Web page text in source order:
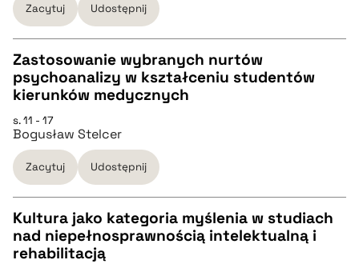
Zacytuj Udostępnij
CZYSTY TEKST
pobierz cytat
BIBTEX
pobierz cytat
Zastosowanie wybranych nurtów
psychoanalizy w kształceniu studentów
kierunków medycznych
s. 11 - 17
Bogusław Stelcer
Zacytuj Udostępnij
CZYSTY TEKST
Kultura jako kategoria myślenia w studiach
nad niepełnosprawnością intelektualną i
rehabilitacją